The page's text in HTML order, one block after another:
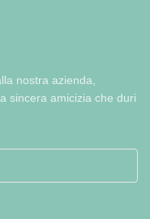
nostra azienda,
sincera amicizia che duri